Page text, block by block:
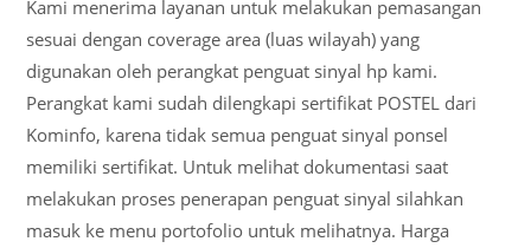
Kami menerima layanan untuk melakukan pemasangan
sesuai dengan coverage area (luas wilayah) yang
digunakan oleh perangkat penguat sinyal hp kami.
Perangkat kami sudah dilengkapi sertifikat POSTEL dari
Kominfo, karena tidak semua penguat sinyal ponsel
memiliki sertifikat. Untuk melihat dokumentasi saat
melakukan proses penerapan penguat sinyal silahkan
masuk ke menu portofolio untuk melihatnya. Harga